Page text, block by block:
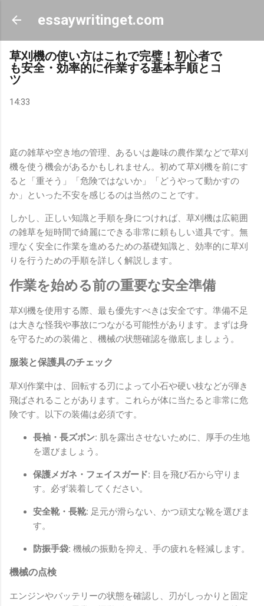
スキップしてメイン コンテンツに移動
essaywritinget.com
草刈機の使い方はこれで完璧！初心者で
も安全・効率的に作業する基本手順とコ
ツ
14:33
庭の雑草や空き地の管理、あるいは趣味の農作業などで草刈
機を使う機会があるかもしれません。初めて草刈機を前にす
ると「重そう」「危険ではないか」「どうやって動かすの
か」といった不安を感じるのは当然のことです。
しかし、正しい知識と手順を身につければ、草刈機は広範囲
の雑草を短時間で綺麗にできる非常に頼もしい道具です。無
理なく安全に作業を進めるための基礎知識と、効率的に草刈
りを行うための手順を詳しく解説します。
作業を始める前の重要な安全準備
草刈機を使用する際、最も優先すべきは安全です。準備不足
は大きな怪我や事故につながる可能性があります。まずは身
を守るための装備と、機械の状態確認を徹底しましょう。
服装と保護具のチェック
草刈作業中は、回転する刃によって小石や硬い枝などが弾き
飛ばされることがあります。これらが体に当たると非常に危
険です。以下の装備は必須です。
長袖・長ズボン: 肌を露出させないために、厚手の生地
を選びましょう。
保護メガネ・フェイスガード: 目を飛び石から守りま
す。必ず装着してください。
安全靴・長靴: 足元が滑らない、かつ頑丈な靴を選びま
す。
防振手袋: 機械の振動を抑え、手の疲れを軽減します。
機械の点検
エンジンやバッテリーの状態を確認し、刃がしっかりと固定